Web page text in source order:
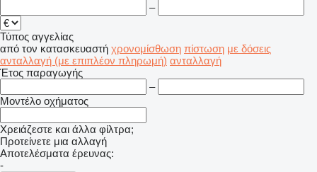
–
Τύπος αγγελίας
από τον κατασκευαστή χρονομίσθωση πίστωση με δόσεις
ανταλλαγή (με επιπλέον πληρωμή) ανταλλαγή
Έτος παραγωγής
–
Μοντέλο οχήματος
Χρειάζεστε και άλλα φίλτρα;
Προτείνετε μια αλλαγή
Αποτελέσματα έρευνας:
-